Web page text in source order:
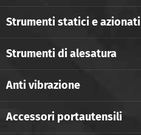
Strumenti statici e azionati
Strumenti di alesatura
Anti vibrazione
Accessori portautensili